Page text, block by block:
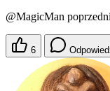
@MagicMan
6